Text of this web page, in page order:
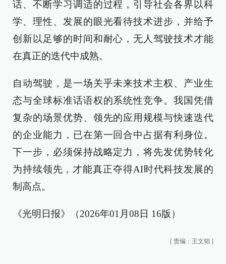
话、不断学习调适的过程，引导社会各界以科
学、理性、发展的眼光看待技术进步，并给予
创新以足够的时间和耐心，无人驾驶技术才能
在真正的迭代中成熟。
自动驾驶，是一场关乎未来技术主权、产业生
态与全球标准话语权的系统性竞争。我国凭借
复杂的场景优势、领先的应用规模与快速迭代
的企业能力，已在第一回合中占据有利身位。
下一步，必须保持战略定力，将先发优势转化
为持续领先，才能真正夺得AI时代科技发展的
制高点。
《光明日报》（2026年01月08日 16版）
[ 责编：王文韬 ]